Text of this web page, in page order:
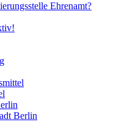
Ehrenamt?
Berlin